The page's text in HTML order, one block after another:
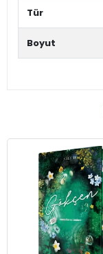
Tür
Boyut